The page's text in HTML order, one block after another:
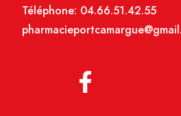
Téléphone: 04.66.51.42.55